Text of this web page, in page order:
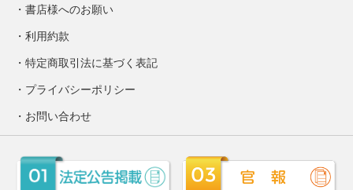
書店様へのお願い
利用約款
特定商取引法に基づく表記
プライバシーポリシー
お問い合わせ